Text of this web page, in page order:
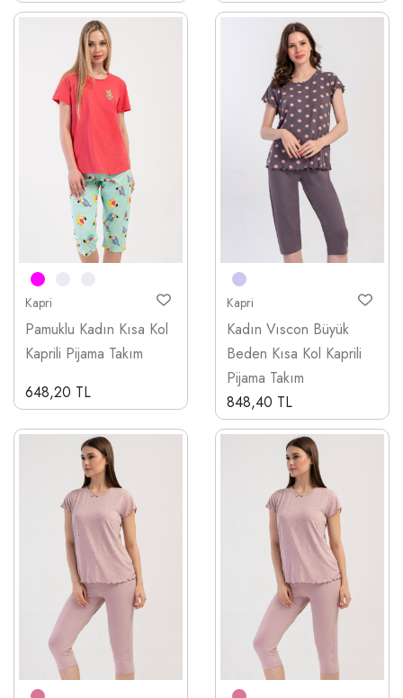
Kapri
Pamuklu Kadın Kısa Kol
Kaprili Pijama Takım
648,20 TL
Kapri
Kadın Vıscon Büyük
Beden Kısa Kol Kaprili
Pijama Takım
848,40 TL